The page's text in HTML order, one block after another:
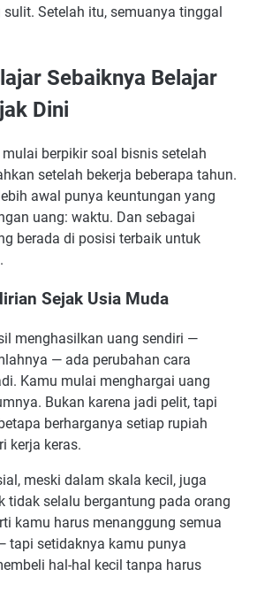
Digital
Canva
Marketing
di Fiverr
Usaha Saja
Penting dari Semangat Awal
Luang di Sekolah
Cepat
Terdekat
dan TikTok
Grup Facebook dan Komunitas
Setelah itu, semuanya tinggal
Sebaiknya Belajar
Dini
berpikir soal bisnis setelah
setelah bekerja beberapa tahun.
awal punya keuntungan yang
uang: waktu. Dan sebagai
berada di posisi terbaik untuk
Sejak Usia Muda
menghasilkan uang sendiri —
— ada perubahan cara
Kamu mulai menghargai uang
Bukan karena jadi pelit, tapi
berharganya setiap rupiah
kerja keras.
meski dalam skala kecil, juga
tidak selalu bergantung pada orang
kamu harus menanggung semua
tapi setidaknya kamu punya
hal-hal kecil tanpa harus